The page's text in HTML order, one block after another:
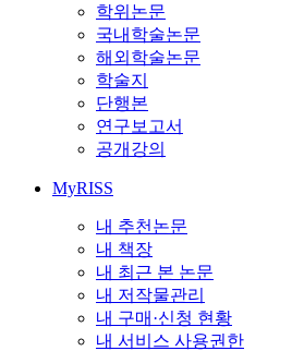
학위논문
국내학술논문
해외학술논문
학술지
단행본
연구보고서
공개강의
MyRISS
내 추천논문
내 책장
내 최근 본 논문
내 저작물관리
내 구매·신청 현황
내 서비스 사용권한